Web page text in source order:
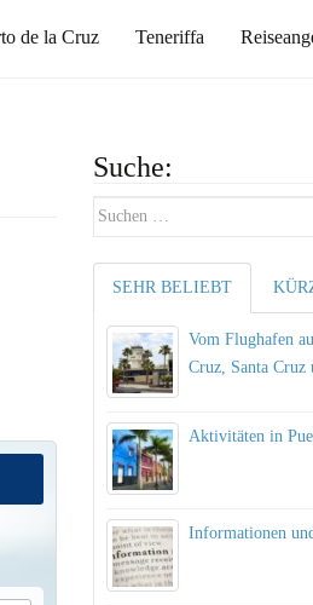
de la Cruz Teneriffa
Suche:
Suche nach:
SEHR BELIEBT
Vom Flughafen
Cruz, Santa Cruz
Aktivitäten in
Informationen